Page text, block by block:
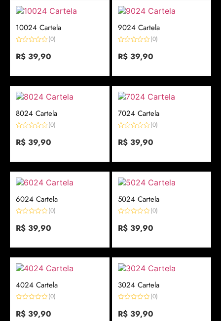
10024 Cartela
0
de
(0)
R$ 39,90
9024 Cartela
0
de
(0)
R$39,90
8024 Cartela
0
de
(0)
R$ 39,90
7024 Cartela
0
de
(0)
R$39,90
6024 Cartela
0
de
(0)
R$ 39,90
5024 Cartela
0
de
(0)
R$39,90
4024 Cartela
0
de
(0)
R$ 39,90
3024 Cartela
0
de
(0)
R$39,90